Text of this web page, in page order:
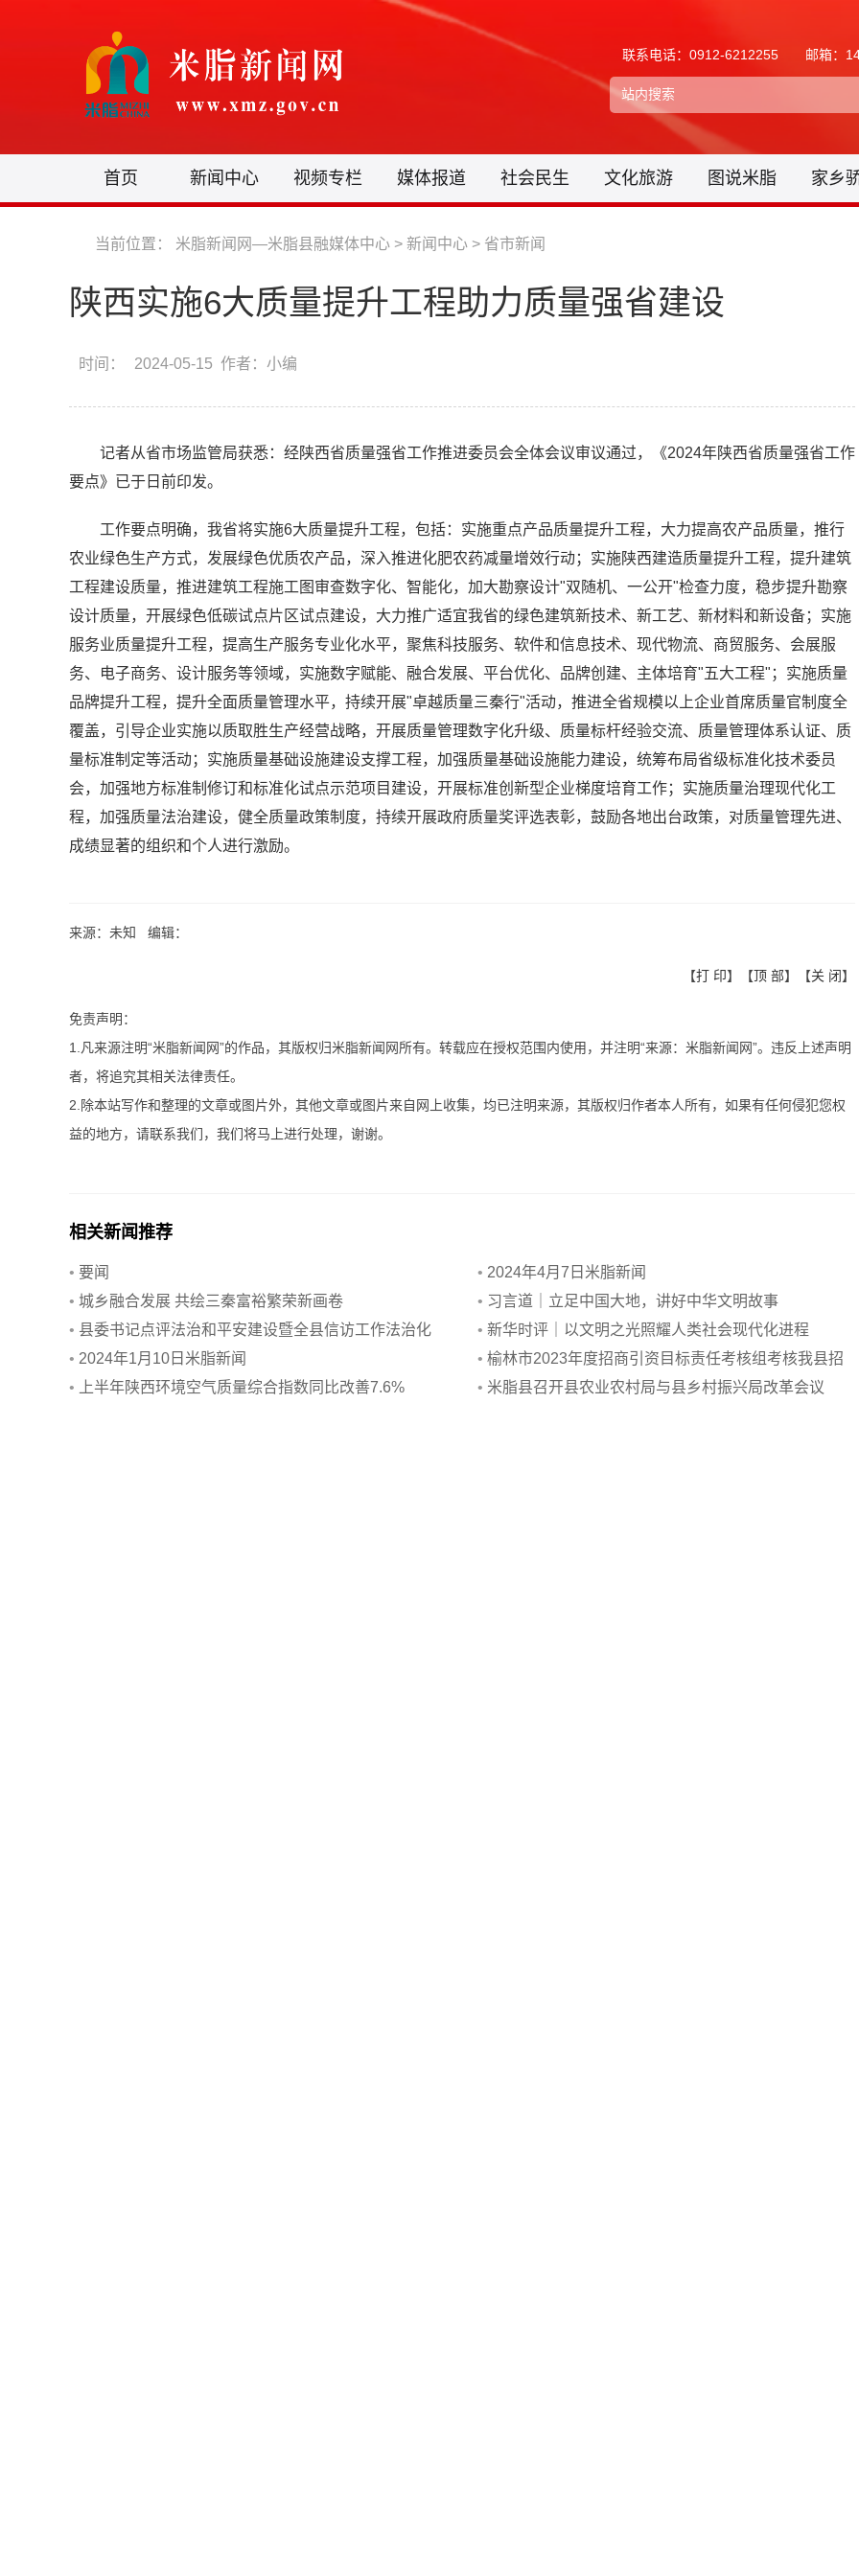
联系电话：0912-6212255 邮箱：
首页 新闻中心 视频专栏 媒体报道 社会民生 文化旅游 图说米脂 家乡
当前位置： 米脂新闻网—米脂县融媒体中心 > 新闻中心 > 省市新闻
陕西实施6大质量提升工程助力质量强省建设
时间： 2024-05-15 作者：小编
记者从省市场监管局获悉：经陕西省质量强省工作推进委员会全体会议审议通过，《2024年陕西省质量强省工作
要点》已于日前印发。
工作要点明确，我省将实施6大质量提升工程，包括：实施重点产品质量提升工程，大力提高农产品质量，推行
农业绿色生产方式，发展绿色优质农产品，深入推进化肥农药减量增效行动；实施陕西建造质量提升工程，提升建筑
工程建设质量，推进建筑工程施工图审查数字化、智能化，加大勘察设计"双随机、一公开"检查力度，稳步提升勘察
设计质量，开展绿色低碳试点片区试点建设，大力推广适宜我省的绿色建筑新技术、新工艺、新材料和新设备；实施
服务业质量提升工程，提高生产服务专业化水平，聚焦科技服务、软件和信息技术、现代物流、商贸服务、会展服
务、电子商务、设计服务等领域，实施数字赋能、融合发展、平台优化、品牌创建、主体培育"五大工程"；实施质量
品牌提升工程，提升全面质量管理水平，持续开展"卓越质量三秦行"活动，推进全省规模以上企业首席质量官制度全
覆盖，引导企业实施以质取胜生产经营战略，开展质量管理数字化升级、质量标杆经验交流、质量管理体系认证、质
量标准制定等活动；实施质量基础设施建设支撑工程，加强质量基础设施能力建设，统筹布局省级标准化技术委员
会，加强地方标准制修订和标准化试点示范项目建设，开展标准创新型企业梯度培育工作；实施质量治理现代化工
程，加强质量法治建设，健全质量政策制度，持续开展政府质量奖评选表彰，鼓励各地出台政策，对质量管理先进、
成绩显著的组织和个人进行激励。
来源：未知 编辑：
【打 印】【顶 部】【关 闭】
免责声明：
1.凡来源注明“米脂新闻网”的作品，其版权归米脂新闻网所有。转载应在授权范围内使用，并注明“来源：米脂新闻网”。违反上述声明
者，将追究其相关法律责任。
2.除本站写作和整理的文章或图片外，其他文章或图片来自网上收集，均已注明来源，其版权归作者本人所有，如果有任何侵犯您权
益的地方，请联系我们，我们将马上进行处理，谢谢。
相关新闻推荐
• 要闻 • 2024年4月7日米脂新闻
• 城乡融合发展 共绘三秦富裕繁荣新画卷 • 习言道｜立足中国大地，讲好中华文明故事
• 县委书记点评法治和平安建设暨全县信访工作法治化
会议召开
• 新华时评｜以文明之光照耀人类社会现代化进程
• 2024年1月10日米脂新闻 • 榆林市2023年度招商引资目标责任考核组考核我县招
商引资工作
• 上半年陕西环境空气质量综合指数同比改善7.6% • 米脂县召开县农业农村局与县乡村振兴局改革会议